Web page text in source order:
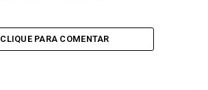
CLIQUE PARA COMENTAR